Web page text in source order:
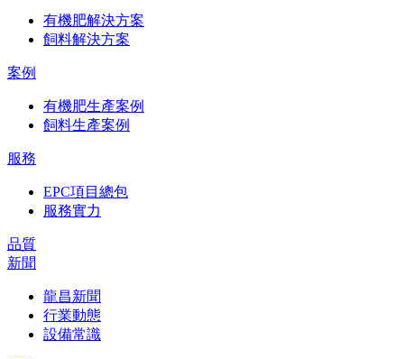
有機肥解決方案
飼料解決方案
案例
有機肥生產案例
飼料生產案例
服務
EPC項目總包
服務實力
品質
新聞
龍昌新聞
行業動態
設備常識